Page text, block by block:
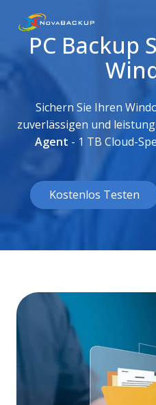
PC Backup
Sichern Sie Ihren
zuverlässigen und
Agent - 1 TB Cloud-
Kostenlos Testen